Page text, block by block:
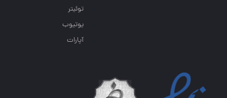
توئیتر
یوتیوب
آپارات